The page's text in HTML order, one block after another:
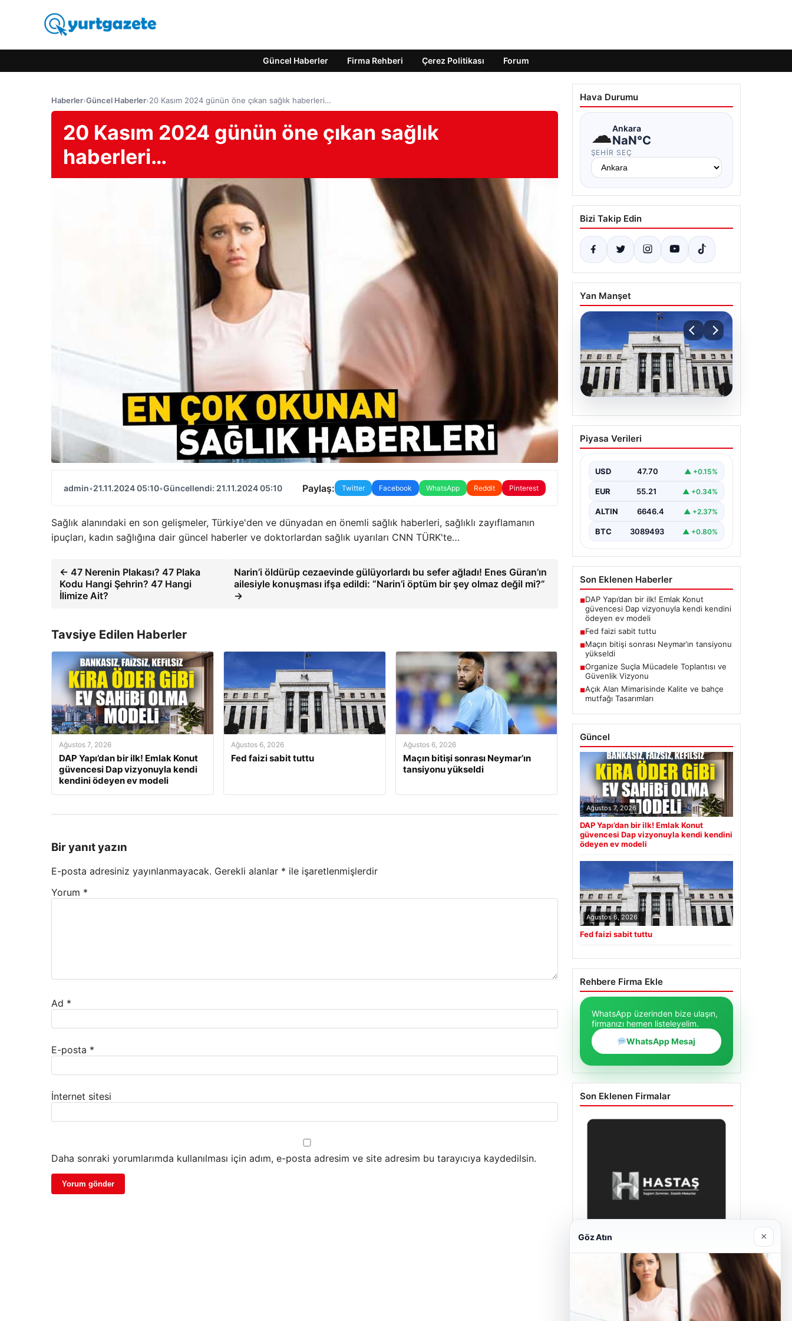
Güncel Haberler Firma Rehberi Çerez Politikası Forum
Haberler›Güncel Haberler›20 Kasım 2024 günün öne çıkan sağlık haberleri…
20 Kasım 2024 günün öne çıkan sağlık
haberleri…
admin•21.11.2024 05:10•Güncellendi: 21.11.2024 05:10 Paylaş: Twitter Facebook WhatsApp Reddit Pinterest
Sağlık alanındaki en son gelişmeler, Türkiye'den ve dünyadan en önemli sağlık haberleri, sağlıklı zayıflamanın
ipuçları, kadın sağlığına dair güncel haberler ve doktorlardan sağlık uyarıları CNN TÜRK'te…
← 47 Nerenin Plakası? 47 Plaka
Kodu Hangi Şehrin? 47 Hangi
İlimize Ait?
Narin’i öldürüp cezaevinde gülüyorlardı bu sefer ağladı! Enes Güran’ın
ailesiyle konuşması ifşa edildi: “Narin’i öptüm bir şey olmaz değil mi?”
→
Tavsiye Edilen Haberler
Ağustos 7, 2026
DAP Yapı’dan bir ilk! Emlak Konut
güvencesi Dap vizyonuyla kendi
kendini ödeyen ev modeli
Ağustos 6, 2026
Fed faizi sabit tuttu
Ağustos 6, 2026
Maçın bitişi sonrası Neymar’ın
tansiyonu yükseldi
Bir yanıt yazın
E-posta adresiniz yayınlanmayacak. Gerekli alanlar * ile işaretlenmişlerdir
Yorum *
Ad *
E-posta *
İnternet sitesi
Daha sonraki yorumlarımda kullanılması için adım, e-posta adresim ve site adresim bu tarayıcıya kaydedilsin.
Hava Durumu
☁Ankara
NaN°C
ŞEHIR SEÇ
Bizi Takip Edin
Yan Manşet
06.08.2026
Fed faizi sabit tuttu
Piyasa Verileri
USD 47.70 ▲ +0.15%
EUR 55.21 ▲ +0.34%
ALTIN 6646.4 ▲ +2.37%
BTC 3089493 ▲ +0.80%
Son Eklenen Haberler
■DAP Yapı’dan bir ilk! Emlak Konut
güvencesi Dap vizyonuyla kendi kendini
ödeyen ev modeli
■Fed faizi sabit tuttu
■Maçın bitişi sonrası Neymar’ın tansiyonu
yükseldi
■Organize Suçla Mücadele Toplantısı ve
Güvenlik Vizyonu
■Açık Alan Mimarisinde Kalite ve bahçe
mutfağı Tasarımları
Güncel
Ağustos 7, 2026
DAP Yapı’dan bir ilk! Emlak Konut
güvencesi Dap vizyonuyla kendi kendini
ödeyen ev modeli
Ağustos 6, 2026
Fed faizi sabit tuttu
Rehbere Firma Ekle
WhatsApp üzerinden bize ulaşın,
firmanızı hemen listeleyelim.
WhatsApp Mesaj
Son Eklenen Firmalar
Enes Kaplan Avukatlık Bürosu
Nisan 28, 2026
Göz Atın ×